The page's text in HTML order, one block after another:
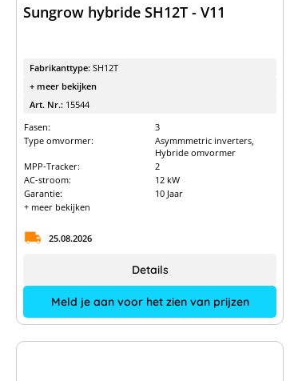
Sungrow hybride SH12T - V11
Fabrikanttype: SH12T
+ meer bekijken
Art. Nr.: 15544
Fasen:
3
Type omvormer:
Asymmmetric inverters,
Hybride omvormer
MPP-Tracker:
2
AC-stroom:
12 kW
Garantie:
10 Jaar
+ meer bekijken
25.08.2026
Meld je aan voor het zien van prijzen
Details